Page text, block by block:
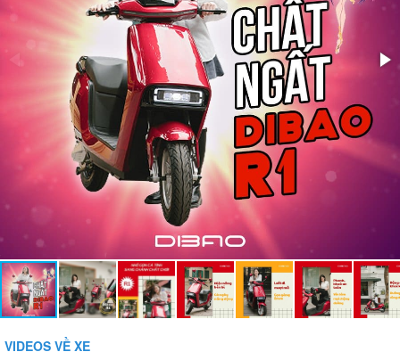
Phụ kiện đi kèm:Gương, Sạc, Khóa báo động chống trộm
VIDEOS VỀ XE